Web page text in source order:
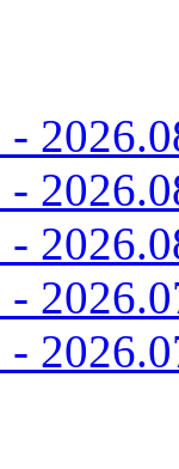
-
-
-
-
-